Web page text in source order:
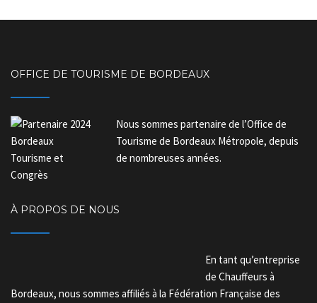
OFFICE DE TOURISME DE BORDEAUX
Nous sommes partenaire de l’Office de
Tourisme de Bordeaux Métropole, depuis
de nombreuses années.
À PROPOS DE NOUS
En tant qu’entreprise
de Chauffeurs à
Bordeaux, nous sommes affiliés à la Fédération Française des